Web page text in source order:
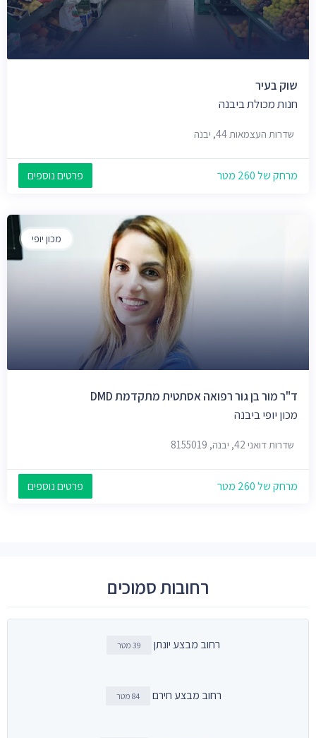
שוק בעיר
חנות מכולת ביבנה
שדרות העצמאות 44, יבנה
מרחק של 260 מטר פרטים נוספים
מכון יופי
ד"ר מור בן גור רפואה אסתטית מתקדמת DMD
מכון יופי ביבנה
שדרות דואני 42, יבנה, 8155019
מרחק של 260 מטר פרטים נוספים
רחובות סמוכים
רחוב מבצע יונתן 39 מטר
רחוב מבצע חירם 84 מטר